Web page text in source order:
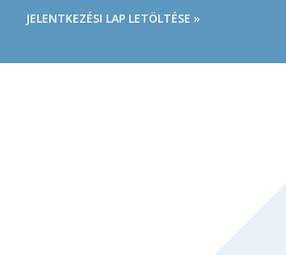
JELENTKEZÉSI LAP LETÖLTÉSE »